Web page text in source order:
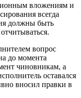
вложениям и
всегда
должны быть
вопрос
до момента
чиновникам, а
оставался
вносил правки в